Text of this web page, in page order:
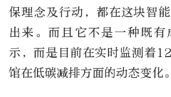
保理念及行动，都在这块智
出来。而且它不是一种既有
示，而是目前在实时监测着
馆在低碳减排方面的动态变化。